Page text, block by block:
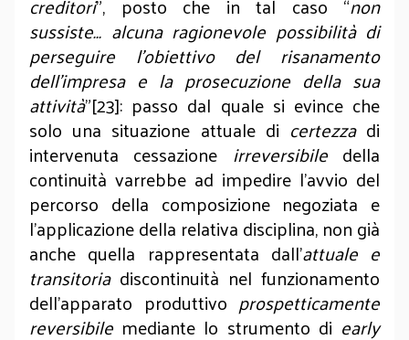
sussiste… alcuna ragionevole possibilità di
perseguire l’obiettivo del risanamento
dell’impresa e la prosecuzione della sua
attività”[23]: passo dal quale si evince che
solo una situazione attuale di certezza di
intervenuta cessazione irreversibile della
continuità varrebbe ad impedire l’avvio del
percorso della composizione negoziata e
l’applicazione della relativa disciplina, non già
anche quella rappresentata dall’attuale e
transitoria discontinuità nel funzionamento
dell’apparato produttivo prospetticamente
reversibile mediante lo strumento di early